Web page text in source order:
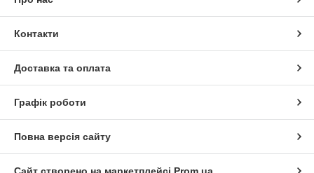
Контакти
Доставка та оплата
Графік роботи
Повна версія сайту